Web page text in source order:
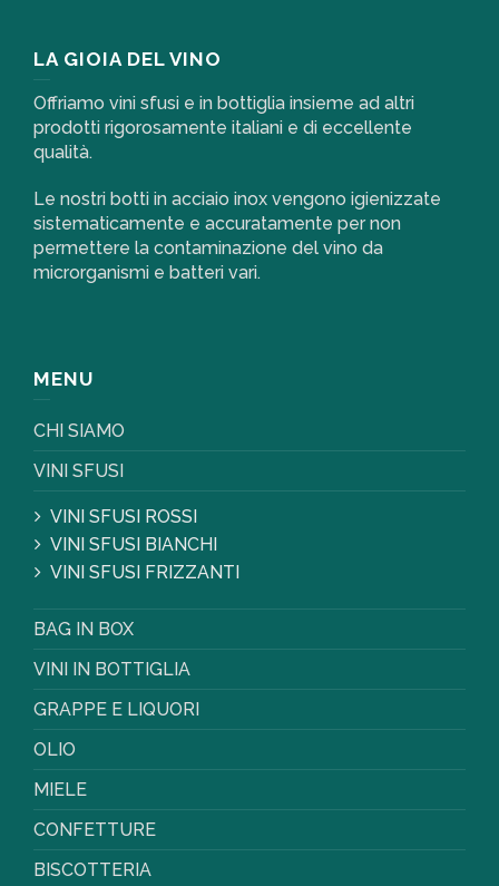
LA GIOIA DEL VINO
Offriamo vini sfusi e in bottiglia insieme ad altri
prodotti rigorosamente italiani e di eccellente
qualità.
Le nostri botti in acciaio inox vengono igienizzate
sistematicamente e accuratamente per non
permettere la contaminazione del vino da
microrganismi e batteri vari.
MENU
CHI SIAMO
VINI SFUSI
VINI SFUSI ROSSI
VINI SFUSI BIANCHI
VINI SFUSI FRIZZANTI
BAG IN BOX
VINI IN BOTTIGLIA
GRAPPE E LIQUORI
OLIO
MIELE
CONFETTURE
BISCOTTERIA